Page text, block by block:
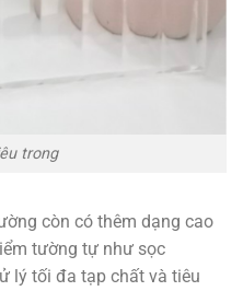
trong
còn có thêm dạng cao
tường tự như sọc
lý tối đa tạp chất và tiêu